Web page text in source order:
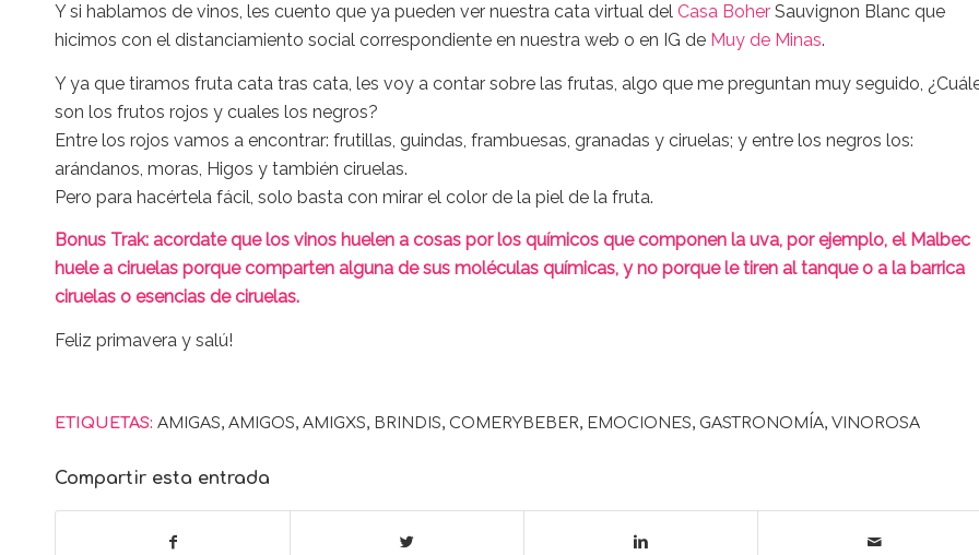
Y si hablamos de vinos, les cuento que ya pueden ver nuestra cata virtual del Casa Boher Sauvignon Blanc que
hicimos con el distanciamiento social correspondiente en nuestra web o en IG de Muy de Minas.
Y ya que tiramos fruta cata tras cata, les voy a contar sobre las frutas, algo que me preguntan muy seguido,
son los frutos rojos y cuales los negros?
Entre los rojos vamos a encontrar: frutillas, guindas, frambuesas, granadas y ciruelas; y entre los negros los:
arándanos, moras, Higos y también ciruelas.
Pero para hacértela fácil, solo basta con mirar el color de la piel de la fruta.
Bonus Trak: acordate que los vinos huelen a cosas por los químicos que componen la uva, por ejemplo, el Malbec
huele a ciruelas porque comparten alguna de sus moléculas químicas, y no porque le tiren al tanque o a la barrica
ciruelas o esencias de ciruelas.
Feliz primavera y salú!
ETIQUETAS: AMIGAS, AMIGOS, AMIGXS, BRINDIS, COMERYBEBER, EMOCIONES, GASTRONOMÍA, VINOROSA
Compartir esta entrada